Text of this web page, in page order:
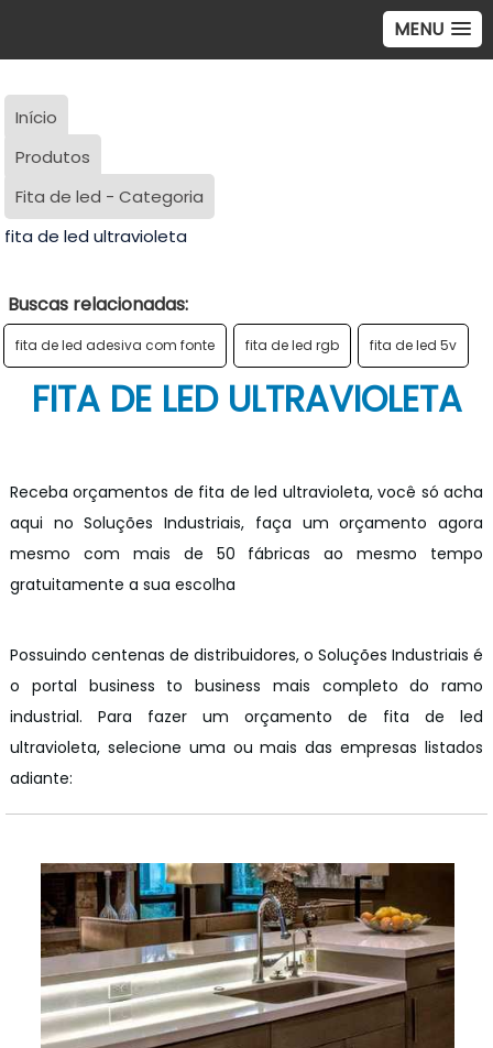
MENU
Início
Produtos
Fita de led - Categoria
fita de led ultravioleta
Buscas relacionadas:
fita de led adesiva com fonte fita de led rgb fita de led 5v
FITA DE LED ULTRAVIOLETA
Receba orçamentos de fita de led ultravioleta, você só acha
aqui no Soluções Industriais, faça um orçamento agora
mesmo com mais de 50 fábricas ao mesmo tempo
gratuitamente a sua escolha
Possuindo centenas de distribuidores, o Soluções Industriais é
o portal business to business mais completo do ramo
industrial. Para fazer um orçamento de fita de led
ultravioleta, selecione uma ou mais das empresas listados
adiante: